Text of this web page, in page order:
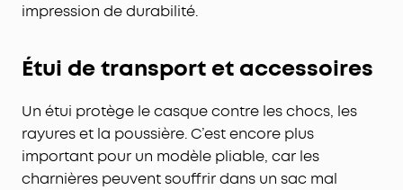
impression de durabilité.
Étui de transport et accessoires
Un étui protège le casque contre les chocs, les
rayures et la poussière. C’est encore plus
important pour un modèle pliable, car les
charnières peuvent souffrir dans un sac mal